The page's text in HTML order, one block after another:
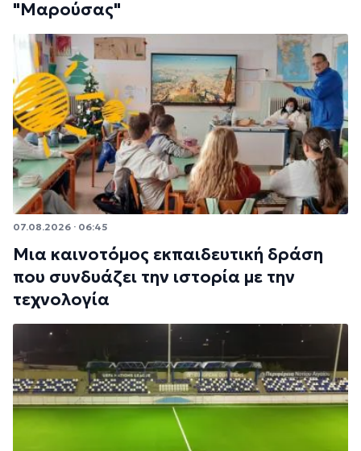
"Μαρούσας"
07.08.2026 · 06:45
Μια καινοτόμος εκπαιδευτική δράση
που συνδυάζει την ιστορία με την
τεχνολογία